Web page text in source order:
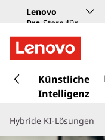
Lenovo
Pro Store für
Unternehmen
u
a
Künstliche
Intelligenz
Hybride KI-Lösungen